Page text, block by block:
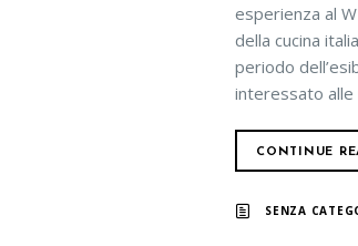
esperienza al
della cucina
periodo
interessato alle
CONTINUE
SENZA